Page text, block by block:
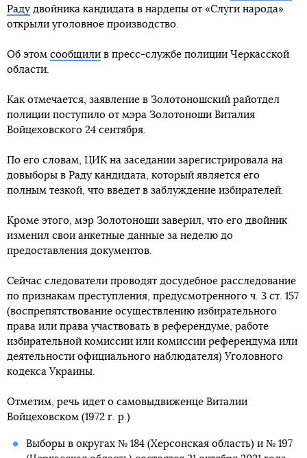
Раду двойника кандидата в нардепы от «Слуги народа»
открыли уголовное производство.
Об этом сообщили в пресс-службе полиции Черкасской
области.
Как отмечается, заявление в Золотоношский райотдел
полиции поступило от мэра Золотоноши Виталия
Войцеховского 24 сентября.
По его словам, ЦИК на заседании зарегистрировала на
довыборы в Раду кандидата, который является его
полным тезкой, что введет в заблуждение избирателей.
Кроме этого, мэр Золотоноши заверил, что его двойник
изменил свои анкетные данные за неделю до
предоставления документов.
Сейчас следователи проводят досудебное расследование
по признакам преступления, предусмотренного ч. 3 ст. 157
(воспрепятствование осуществлению избирательного
права или права участвовать в референдуме, работе
избирательной комиссии или комиссии референдума или
деятельности официального наблюдателя) Уголовного
кодекса Украины.
Отметим, речь идет о самовыдвиженце Виталии
Войцеховском (1972 г. р.)
Выборы в округах № 184 (Херсонская область) и № 197